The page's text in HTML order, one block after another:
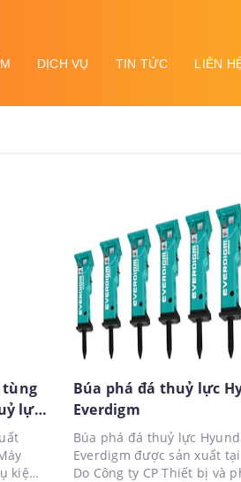
DỊCH VỤ TIN TỨC LIÊN
tùng
lực
kiện
Búa phá đá thuỷ lực
Everdigm
Búa phá đá thuỷ lực
Everdigm được sản xuất
Do Công ty CP Thiết bị và